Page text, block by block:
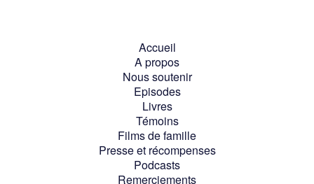
Accueil
A propos
Nous soutenir
Episodes
Livres
Témoins
Films de famille
Presse et récompenses
Podcasts
Remerciements